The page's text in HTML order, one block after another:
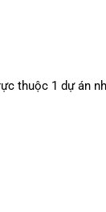
thuộc 1 dự án